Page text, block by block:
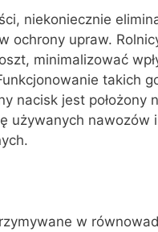
niekoniecznie
ochrony upraw.
minimalizować
takich
nacisk jest położony
używanych nawozów
w